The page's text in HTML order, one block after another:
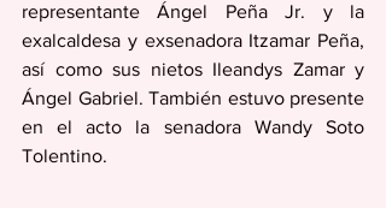
representante Ángel Peña Jr. y la
exalcaldesa y exsenadora Itzamar Peña,
así como sus nietos Ileandys Zamar y
Ángel Gabriel. También estuvo presente
en el acto la senadora Wandy Soto
Tolentino.